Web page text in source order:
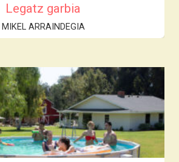
Legatz garbia
MIKEL ARRAINDEGIA